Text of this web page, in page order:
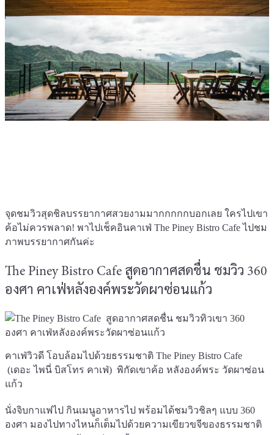
จุดชมวิวสุดชิลบรรยากาศสวยงามมากกกกกบอกเลย ใครไปเขา
ค้อไม่ควรพลาด! พาไปเช็คอินคาเฟ่ The Piney Bistro Cafe ไปชม
ภาพบรรยากาศกันค่ะ
The Piney Bistro Cafe สูดอากาศสดชื่น ชมวิว 360
องศา คาเฟ่หลังองค์พระวัดผาซ่อนแก้ว
คาเฟ่วิวดี โอบล้อมไปด้วยธรรมชาติ The Piney Bistro Cafe
(เดอะ ไพนี่ บิสโทร คาเฟ่) พิกัดเขาค้อ หลังองค์พระ วัดผาซ่อน
แก้ว
นั่งจิบกาแฟไป กินเมนูอาหารไป พร้อมได้ชมวิวชิลๆ แบบ 360
องศา มองไปทางไหนก็เต็มไปด้วยความเขียวขจีของธรรมชาติ